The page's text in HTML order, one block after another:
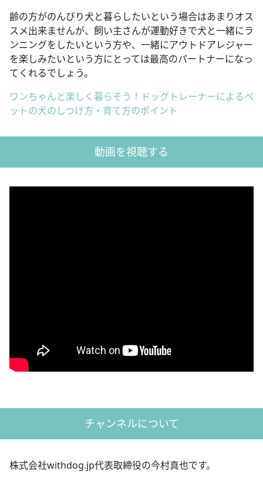
齢の方がのんびり犬と暮らしたいという場合はあまりオス
スメ出来ませんが、飼い主さんが運動好きで犬と一緒にラ
ンニングをしたいという方や、一緒にアウトドアレジャー
を楽しみたいという方にとっては最高のパートナーになっ
てくれるでしょう。
ワンちゃんと楽しく暮らそう！ドッグトレーナーによるペ
ットの犬のしつけ方・育て方のポイント
動画を視聴する
チャンネルについて
株式会社withdog.jp代表取締役の今村真也です。